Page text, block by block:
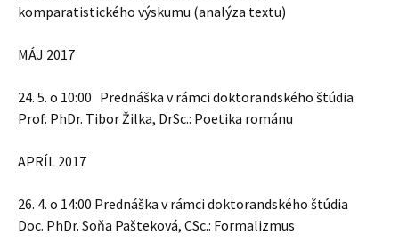
komparatistického výskumu (analýza textu)
MÁJ 2017
24. 5. o 10:00 Prednáška v rámci doktorandského štúdia
Prof. PhDr. Tibor Žilka, DrSc.: Poetika románu
APRÍL 2017
26. 4. o 14:00 Prednáška v rámci doktorandského štúdia
Doc. PhDr. Soňa Pašteková, CSc.: Formalizmus